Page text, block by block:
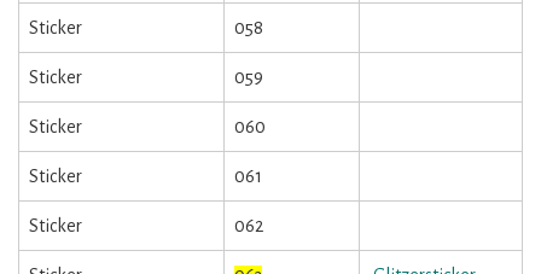
Sticker 058
Sticker 059
Sticker 060
Sticker 061
Sticker 062